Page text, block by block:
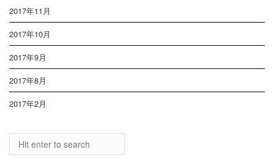
2017年11月
2017年10月
2017年9月
2017年8月
2017年2月